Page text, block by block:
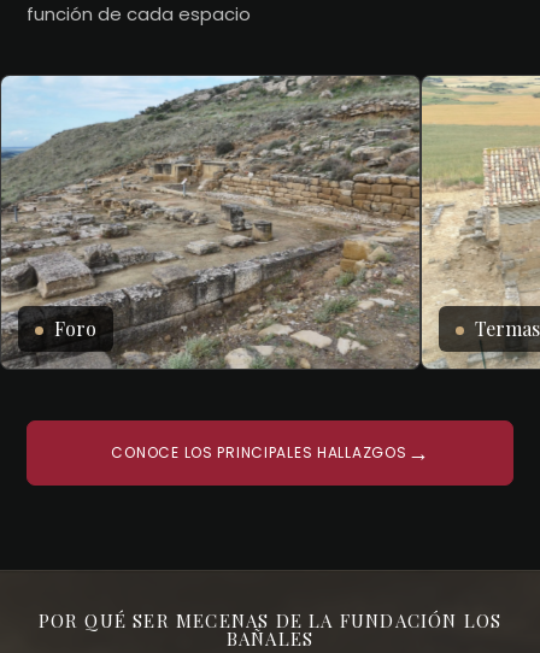
función de cada espacio
Foro Termas
CONOCE LOS PRINCIPALES HALLAZGOS →
POR QUÉ SER MECENAS DE LA FUNDACIÓN LOS
BAÑALES